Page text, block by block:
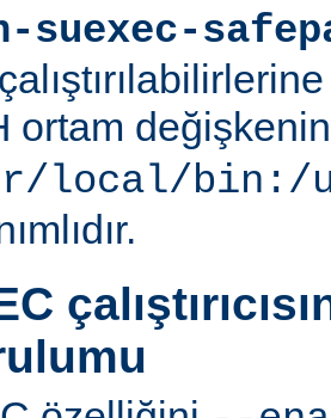
suexec-
ortam
local/bin:/